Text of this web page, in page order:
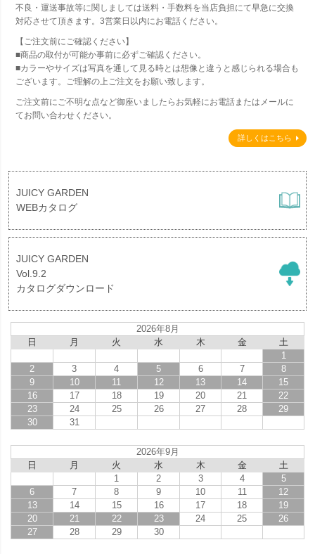
不良・運送事故等に関しましては送料・手数料を当店負担にて早急に交換
対応させて頂きます。3営業日以内にお電話ください。
【ご注文前にご確認ください】
■商品の取付が可能か事前に必ずご確認ください。
■カラーやサイズは写真を通して見る時とは想像と違うと感じられる場合も
ございます。ご理解の上ご注文をお願い致します。
ご注文前にご不明な点など御座いましたらお気軽にお電話またはメールに
てお問い合わせください。
詳しくはこちら
JUICY GARDEN
WEBカタログ
JUICY GARDEN
Vol.9.2
カタログダウンロード
2026年8月
日
月 火 水 木 金
土
1
2
3 4 5 6 7
8
9
10 11 12 13 14
15
16
17 18 19 20 21
22
23
24 25 26 27 28
29
30
31
2026年9月
日
月 火 水 木 金
土
1
2 3 4
5
6
7 8 9 10 11
12
13
14 15 16 17 18
19
20
21 22 23 24 25
26
27
28 29 30